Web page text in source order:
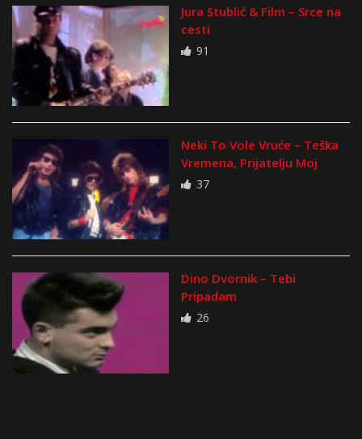
Jura Stublić & Film – Srce na
cesti
91
Neki To Vole Vruće – Teška
Vremena, Prijatelju Moj
37
Dino Dvornik – Tebi
Pripadam
26